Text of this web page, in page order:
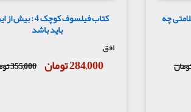
شعر و قصه 7: سلامتی چه کتاب فیلسوف کوچک 4 :
باید باشد
افق
284,000 تومان 355,000 تومان